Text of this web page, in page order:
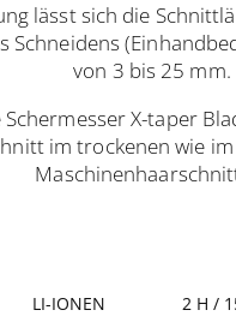
lässt sich die
von 3 bis 25 mm.
X-taper
im trockenen wie
LI-IONEN 2 H /